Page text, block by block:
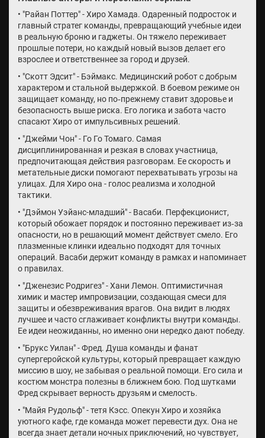
• "Райан Поттер" - Хиро Хамада. Одаренный подросток и
главный стратег команды, превращающий учебные идеи
в реальную броню и гаджеты. Он тяжело переживает
прошлые потери, но каждый новый вызов делает его
взрослее и ответственнее за город и друзей.
• "Скотт Эдсит" - Бэймакс. Медицинский робот с добрым
характером и стальной выдержкой. В боевом режиме он
защищает команду, но по‑прежнему ставит здоровье и
безопасность выше риска. Его логика и забота часто
спасают Хиро от импульсивных решений.
• "Джейми Чон" - Го Го Томаго. Самая
дисциплинированная и резкая в словах участница,
предпочитающая действия разговорам. Ее скорость и
метательные диски помогают перехватывать угрозы на
улицах. Для Хиро она - голос реализма и холодной
тактики.
• "Дэймон Уэйанс-младший" - Васаби. Перфекционист,
который обожает порядок и постоянно переживает из‑за
опасности, но в решающий момент действует смело. Его
плазменные клинки идеально подходят для точных
операций. Васаби держит команду в рамках и напоминает
о правилах.
• "Дженезис Родригез" - Хани Лемон. Оптимистичная
химик и мастер импровизации, создающая смеси для
защиты и обезвреживания врагов. Она видит в людях
лучшее и часто сглаживает конфликты внутри команды.
Ее идеи неожиданны, но именно они нередко дают победу.
• "Брукс Уилан" - Фред. Душа команды и фанат
супергеройской культуры, который превращает каждую
миссию в шоу, не забывая о реальной помощи. Его сила и
костюм монстра полезны в ближнем бою. Под шутками
Фред скрывает верность друзьям и смелость.
• "Майя Рудольф" - тетя Кэсс. Опекун Хиро и хозяйка
уютного кафе, где команда может перевести дух. Она не
всегда знает детали ночных приключений, но чувствует,